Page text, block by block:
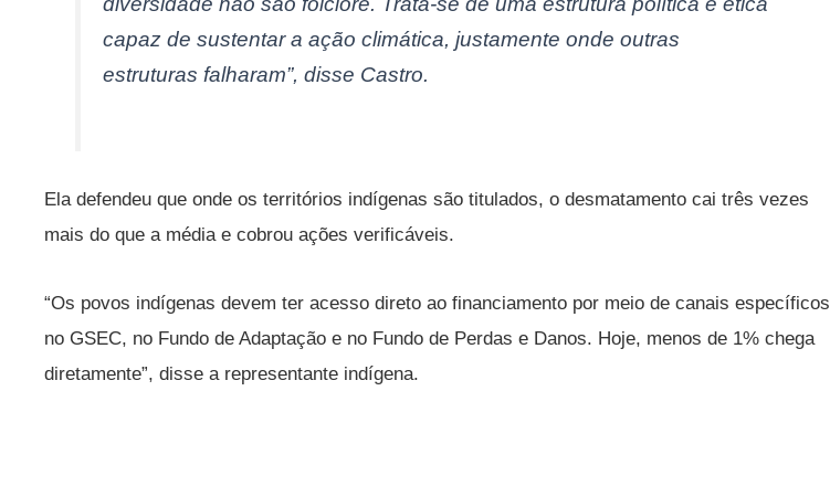
capaz de sustentar a ação climática, justamente onde outras
estruturas falharam”, disse Castro.
Ela defendeu que onde os territórios indígenas são titulados, o desmatamento cai três vezes
mais do que a média e cobrou ações verificáveis.
“Os povos indígenas devem ter acesso direto ao financiamento por meio de canais específicos
no GSEC, no Fundo de Adaptação e no Fundo de Perdas e Danos. Hoje, menos de 1% chega
diretamente”, disse a representante indígena.